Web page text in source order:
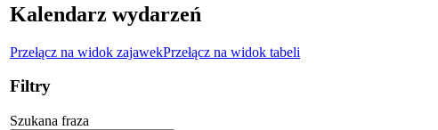
Kalendarz wydarzeń
Przełącz na widok zajawekPrzełącz na widok tabeli
Filtry
Szukana fraza